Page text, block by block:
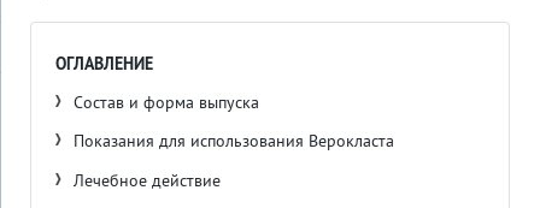
ОГЛАВЛЕНИЕ
Состав и форма выпуска
Показания для использования Верокласта
Лечебное действие